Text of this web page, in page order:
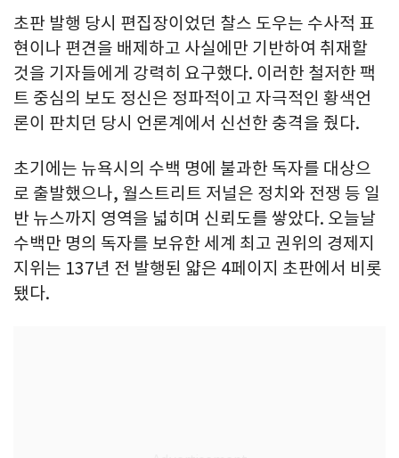
초판 발행 당시 편집장이었던 찰스 도우는 수사적 표
현이나 편견을 배제하고 사실에만 기반하여 취재할
것을 기자들에게 강력히 요구했다. 이러한 철저한 팩
트 중심의 보도 정신은 정파적이고 자극적인 황색언
론이 판치던 당시 언론계에서 신선한 충격을 줬다.
초기에는 뉴욕시의 수백 명에 불과한 독자를 대상으
로 출발했으나, 월스트리트 저널은 정치와 전쟁 등 일
반 뉴스까지 영역을 넓히며 신뢰도를 쌓았다. 오늘날
수백만 명의 독자를 보유한 세계 최고 권위의 경제지
지위는 137년 전 발행된 얇은 4페이지 초판에서 비롯
됐다.